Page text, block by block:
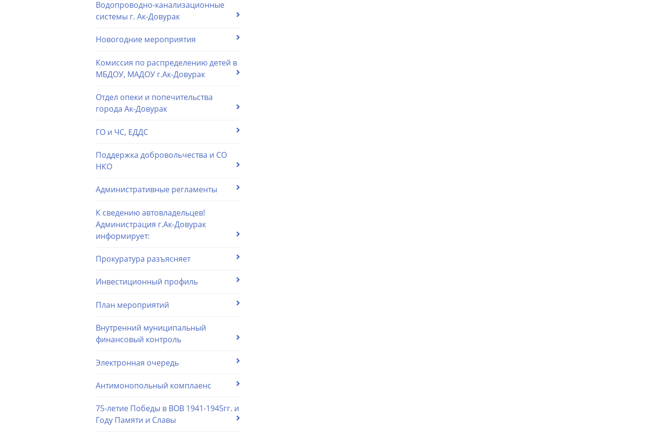
Водопроводно-канализационные
системы г. Ак-Довурак
Новогодние мероприятия
Комиссия по распределению детей в
МБДОУ, МАДОУ г.Ак-Довурак
Отдел опеки и попечительства
города Ак-Довурак
ГО и ЧС, ЕДДС
Поддержка добровольчества и СО
НКО
Административные регламенты
К сведению автовладельцев!
Администрация г.Ак-Довурак
информирует:
Прокуратура разъясняет
Инвестиционный профиль
План мероприятий
Внутренний муниципальный
финансовый контроль
Электронная очередь
Антимонопольный комплаенс
75-летие Победы в ВОВ 1941-1945гг. и
Году Памяти и Славы